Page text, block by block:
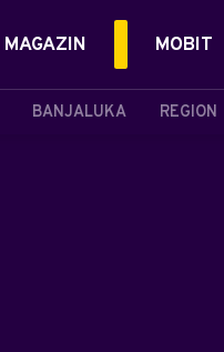
BANJALUKA REGION
MAGAZIN MOBIT